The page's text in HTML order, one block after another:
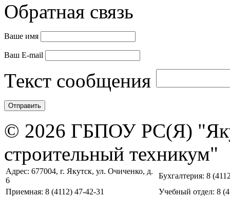
Обратная связь
Ваше имя
Ваш E-mail
Текст сообщения
© 2026 ГБПОУ РС(Я)
строительный техникум"
Адрес: 677004, г. Якутск, ул. Очиченко, д.
6
Бухгалтерия: 8
Приемная: 8 (4112) 47-42-31
Учебный отдел: 8